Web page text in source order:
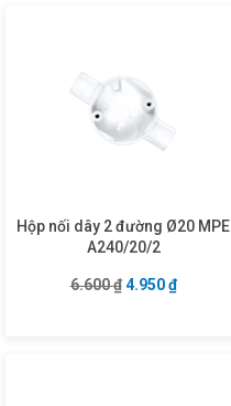
Hộp nối dây 2 đường Ø20 MPE
A240/20/2
6.600₫ Giá gốc là:
4.950₫Giá